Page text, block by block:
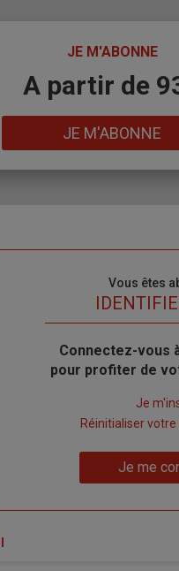
JE M'ABONNE
A partir de
JE M'ABONNE
Vous êtes
Body
Connectez-vous
pour profiter de
compte"
Je
Réinitialiser
Je me